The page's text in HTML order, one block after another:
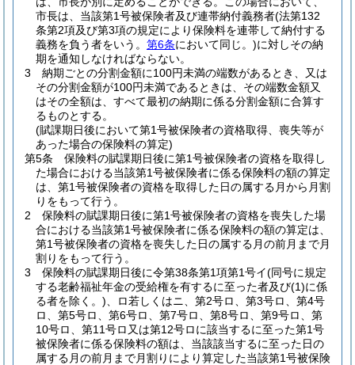
市長は、当該第1号被保険者及び連帯納付義務者(法第132
条第2項及び第3項の規定により保険料を連帯して納付する
義務を負う者をいう。 第6条において同じ。)に対しその納
期を通知しなければならない。
3
納期ごとの分割金額に100円未満の端数があるとき、又は
その分割金額が100円未満であるときは、その端数金額又
はその全額は、すべて最初の納期に係る分割金額に合算す
るものとする。
(賦課期日後において第1号被保険者の資格取得、喪失等が
あった場合の保険料の算定)
第5条
保険料の賦課期日後に第1号被保険者の資格を取得し
た場合における当該第1号被保険者に係る保険料の額の算定
は、第1号被保険者の資格を取得した日の属する月から月割
りをもって行う。
2
保険料の賦課期日後に第1号被保険者の資格を喪失した場
合における当該第1号被保険者に係る保険料の額の算定は、
第1号被保険者の資格を喪失した日の属する月の前月まで月
割りをもって行う。
3
保険料の賦課期日後に令第38条第1項第1号イ(同号に規定
する老齢福祉年金の受給権を有するに至った者及び(1)に係
る者を除く。) 、ロ若しくはニ、第2号ロ、第3号ロ、第4号
ロ、第5号ロ、第6号ロ、第7号ロ、第8号ロ、第9号ロ、第
10号ロ、第11号ロ又は第12号ロに該当するに至った第1号
被保険者に係る保険料の額は、当該該当するに至った日の
属する月の前月まで月割りにより算定した当該第1号被保険